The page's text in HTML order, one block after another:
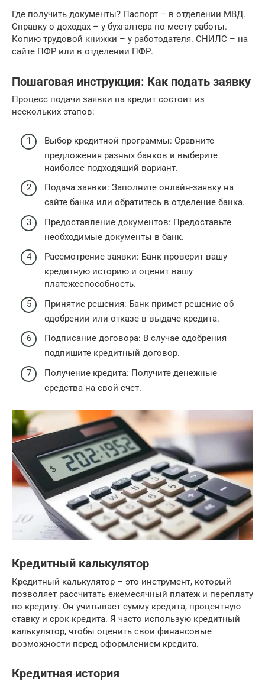
Где получить документы? Паспорт – в отделении МВД.
Справку о доходах – у бухгалтера по месту работы.
Копию трудовой книжки – у работодателя. СНИЛС – на
сайте ПФР или в отделении ПФР.
Пошаговая инструкция: Как подать заявку
Процесс подачи заявки на кредит состоит из
нескольких этапов:
Выбор кредитной программы: Сравните
предложения разных банков и выберите
наиболее подходящий вариант.
Подача заявки: Заполните онлайн-заявку на
сайте банка или обратитесь в отделение банка.
Предоставление документов: Предоставьте
необходимые документы в банк.
Рассмотрение заявки: Банк проверит вашу
кредитную историю и оценит вашу
платежеспособность.
Принятие решения: Банк примет решение об
одобрении или отказе в выдаче кредита.
Подписание договора: В случае одобрения
подпишите кредитный договор.
Получение кредита: Получите денежные
средства на свой счет.
Кредитный калькулятор
Кредитный калькулятор – это инструмент, который
позволяет рассчитать ежемесячный платеж и переплату
по кредиту. Он учитывает сумму кредита, процентную
ставку и срок кредита. Я часто использую кредитный
калькулятор, чтобы оценить свои финансовые
возможности перед оформлением кредита.
Кредитная история